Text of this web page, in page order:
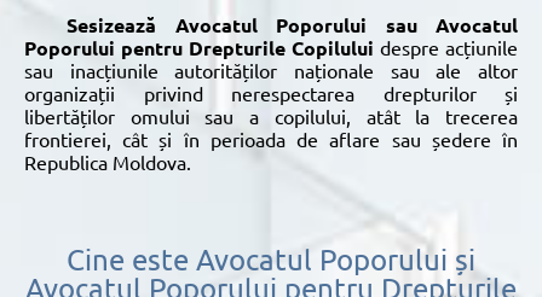
Sesizează Avocatul Poporului sau Avocatul
Poporului pentru Drepturile Copilului despre acțiunile
sau inacțiunile autorităților naționale sau ale altor
organizații privind nerespectarea drepturilor și
libertăților omului sau a copilului, atât la trecerea
frontierei, cât și în perioada de aflare sau ședere în
Republica Moldova.
Cine este Avocatul Poporului și
Avocatul Poporului pentru Drepturile